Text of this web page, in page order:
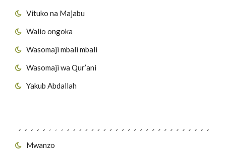
Vituko na Majabu
Walio ongoka
Wasomaji mbali mbali
Wasomaji wa Qur’ani
Yakub Abdallah
Mwanzo